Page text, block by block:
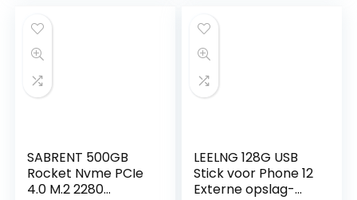
SABRENT 500GB
Rocket Nvme PCIe
4.0 M.2 2280
LEELNG 128G USB
Stick voor Phone 12
Externe opslag-